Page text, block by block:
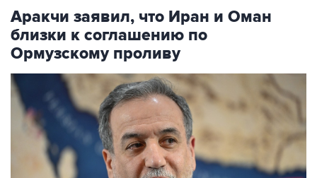
Аракчи заявил, что Иран и Оман
близки к соглашению по
Ормузскому проливу